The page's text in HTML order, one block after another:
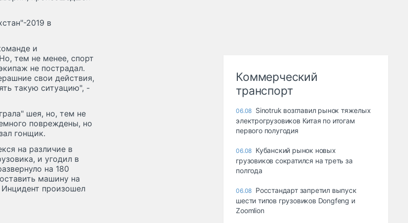
2019 в
и
тем не менее, спорт
не пострадал.
свои действия,
такую ситуацию", -
шея, но, тем не
повреждены, но
гонщик.
на различие в
и угодил в
на 180
машину на
произошел
Коммерческий
транспорт
06.08 Sinotruk возглавил рынок тяжелых
электрогрузовиков Китая по итогам
первого полугодия
06.08 Кубанский рынок новых
грузовиков сократился на треть за
полгода
06.08 Росстандарт запретил выпуск
шести типов грузовиков Dongfeng и
Zoomlion